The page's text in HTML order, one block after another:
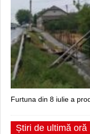
Furtuna din 8 iulie a
Știri de ultimă oră